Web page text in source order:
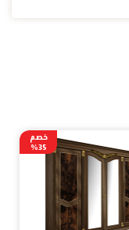
خصم
35%